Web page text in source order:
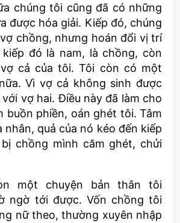
chúng tôi cũng đã có những
được hóa giải. Kiếp đó, chúng
chồng, nhưng hoán đổi vị trí
đó là nam, là chồng, còn
cả của tôi. Tôi còn có một
Vì vợ cả không sinh được
vợ hai. Điều này đã làm cho
buồn phiền, oán ghét tôi. Tâm
nhân, quả của nó kéo đến kiếp
chồng mình căm ghét, chửi
một chuyện bản thân tôi
ngờ tới được. Vốn chồng tôi
nữ theo, thường xuyên nhập